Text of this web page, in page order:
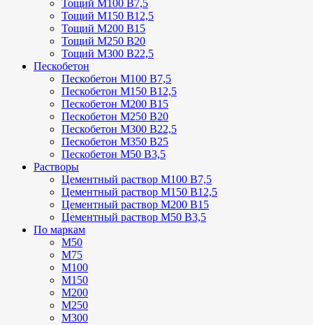
Тощий М100 В7,5
Тощий М150 В12,5
Тощий М200 В15
Тощий М250 В20
Тощий М300 В22,5
Пескобетон
Пескобетон М100 В7,5
Пескобетон М150 В12,5
Пескобетон М200 В15
Пескобетон М250 В20
Пескобетон М300 В22,5
Пескобетон М350 В25
Пескобетон М50 В3,5
Растворы
Цементный раствор М100 В7,5
Цементный раствор М150 В12,5
Цементный раствор М200 В15
Цементный раствор М50 В3,5
По маркам
М50
М75
М100
М150
М200
М250
М300